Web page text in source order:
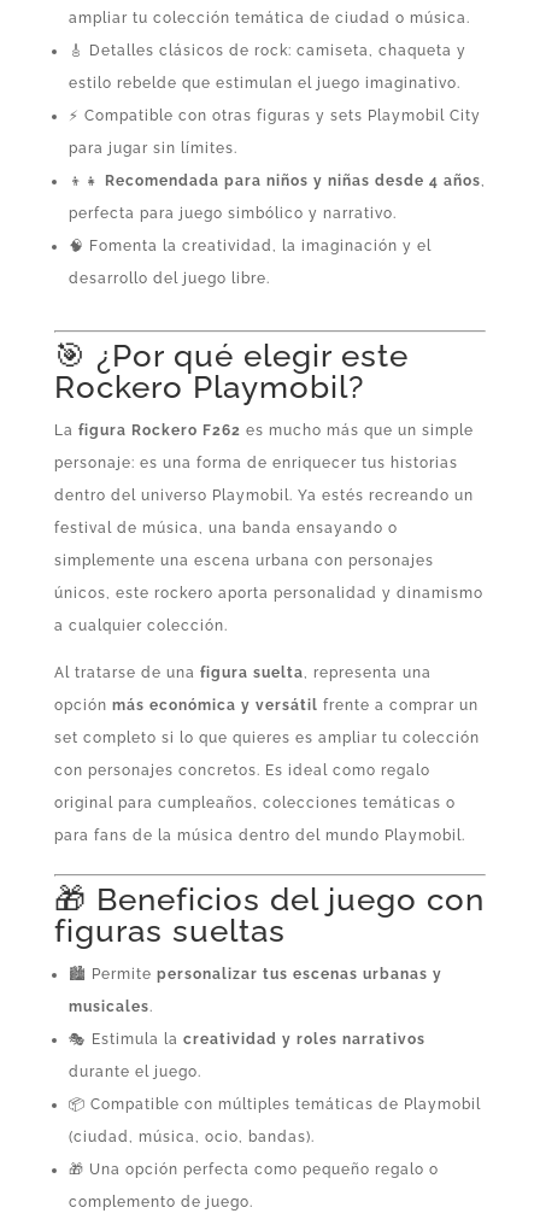
ampliar tu colección temática de ciudad o música.
🎸 Detalles clásicos de rock: camiseta, chaqueta y
estilo rebelde que estimulan el juego imaginativo.
⚡ Compatible con otras figuras y sets Playmobil City
para jugar sin límites.
👦👧
Recomendada para niños y niñas desde 4 años,
perfecta para juego simbólico y narrativo.
🧠 Fomenta la creatividad, la imaginación y el
desarrollo del juego libre.
🎯 ¿Por qué elegir este
Rockero Playmobil?
La figura Rockero F262 es mucho más que un simple
personaje: es una forma de enriquecer tus historias
dentro del universo Playmobil. Ya estés recreando un
festival de música, una banda ensayando o
simplemente una escena urbana con personajes
únicos, este rockero aporta personalidad y dinamismo
a cualquier colección.
Al tratarse de una figura suelta, representa una
opción más económica y versátil frente a comprar un
set completo si lo que quieres es ampliar tu colección
con personajes concretos. Es ideal como regalo
original para cumpleaños, colecciones temáticas o
para fans de la música dentro del mundo Playmobil.
🎁 Beneficios del juego con
figuras sueltas
🏙️ Permite personalizar tus escenas urbanas y
musicales.
🎭 Estimula la creatividad y roles narrativos
durante el juego.
📦 Compatible con múltiples temáticas de Playmobil
(ciudad, música, ocio, bandas).
🎁 Una opción perfecta como pequeño regalo o
complemento de juego.